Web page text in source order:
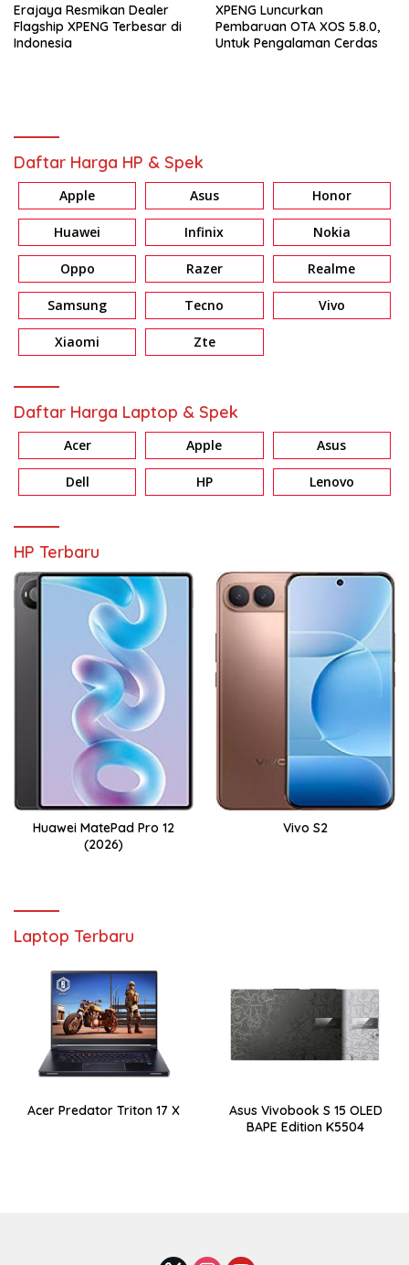
Erajaya Resmikan Dealer
Flagship XPENG Terbesar di
Indonesia
XPENG Luncurkan
Pembaruan OTA XOS 5.8.0,
Untuk Pengalaman Cerdas
Daftar Harga HP & Spek
Apple Asus Honor
Huawei Infinix Nokia
Oppo Razer Realme
Samsung Tecno Vivo
Xiaomi Zte
Daftar Harga Laptop & Spek
Acer Apple Asus
Dell HP Lenovo
HP Terbaru
Huawei MatePad Pro 12
(2026)
Vivo S2
Laptop Terbaru
Acer Predator Triton 17 X
Asus Vivobook S 15 OLED
BAPE Edition K5504